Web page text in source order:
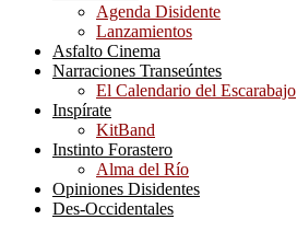
Agenda Disidente
Lanzamientos
Asfalto Cinema
Narraciones Transeúntes
El Calendario del Escarabajo
Inspírate
KitBand
Instinto Forastero
Alma del Río
Opiniones Disidentes
Des-Occidentales